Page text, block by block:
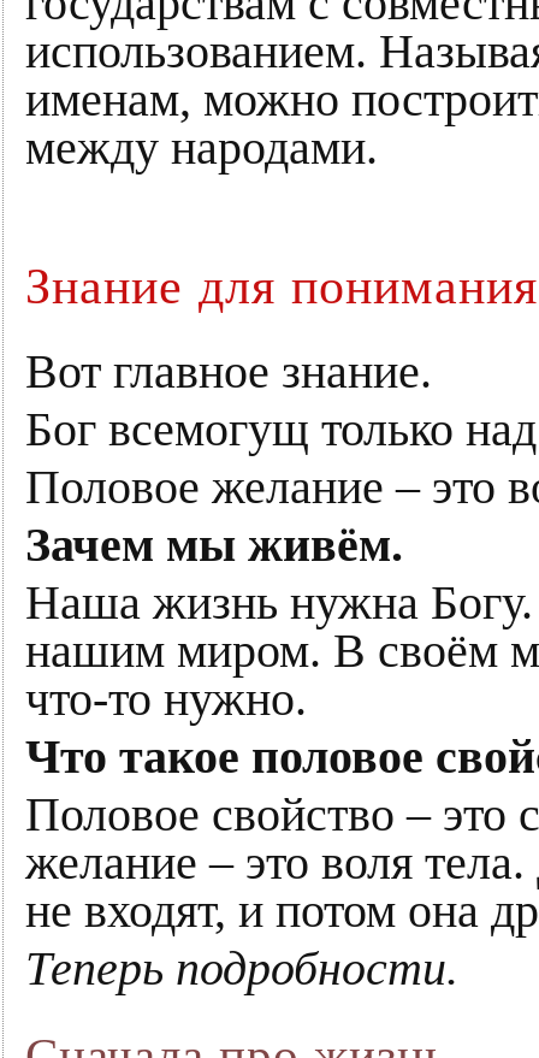
использованием.
именам, можно
между народами.
Знание для
Вот главное знание.
Бог всемогущ только
Половое желание – это
Зачем мы живём.
Наша жизнь нужна Богу.
нашим миром. В своём
что-то нужно.
Что такое половое
Половое свойство – это
желание – это воля
не входят, и потом она
Теперь подробности.